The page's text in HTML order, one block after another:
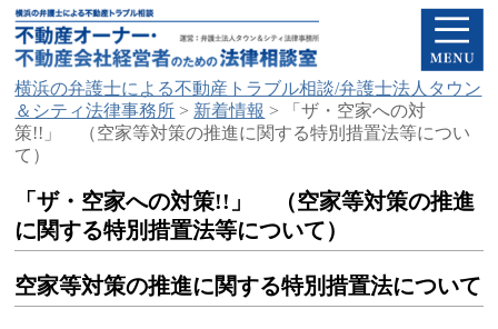
横浜の弁護士による不動産トラブル相談/弁護士法人タウン
＆シティ法律事務所 > 新着情報 >
「ザ・空家への対
策!!」 （空家等対策の推進に関する特別措置法等につい
て）
「ザ・空家への対策!!」 （空家等対策の推進
に関する特別措置法等について）
空家等対策の推進に関する特別措置法について